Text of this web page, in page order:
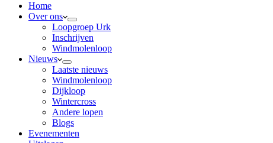
Home
Over ons
Loopgroep Urk
Inschrijven
Windmolenloop
Nieuws
Laatste nieuws
Windmolenloop
Dijkloop
Wintercross
Andere lopen
Blogs
Evenementen